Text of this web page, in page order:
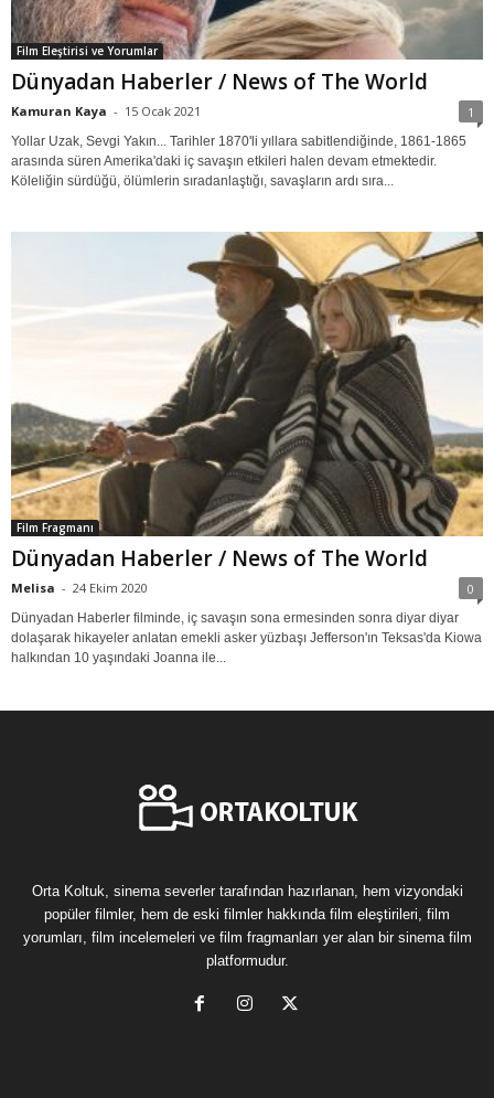
Film Eleştirisi ve Yorumlar
Dünyadan Haberler / News of The World
Kamuran Kaya - 15 Ocak 2021 1
Yollar Uzak, Sevgi Yakın... Tarihler 1870'li yıllara sabitlendiğinde, 1861-1865
arasında süren Amerika'daki iç savaşın etkileri halen devam etmektedir.
Köleliğin sürdüğü, ölümlerin sıradanlaştığı, savaşların ardı sıra...
Film Fragmanı
Dünyadan Haberler / News of The World
Melisa - 24 Ekim 2020 0
Dünyadan Haberler filminde, iç savaşın sona ermesinden sonra diyar diyar
dolaşarak hikayeler anlatan emekli asker yüzbaşı Jefferson'ın Teksas'da Kiowa
halkından 10 yaşındaki Joanna ile...
Orta Koltuk, sinema severler tarafından hazırlanan, hem vizyondaki
popüler filmler, hem de eski filmler hakkında film eleştirileri, film
yorumları, film incelemeleri ve film fragmanları yer alan bir sinema film
platformudur.